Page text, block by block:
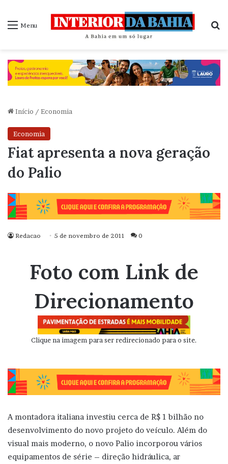
Menu
Início / Economia
Economia
Fiat apresenta a nova geração
do Palio
Redacao 5 de novembro de 2011 0
Foto com Link de
Direcionamento
Clique na imagem para ser redirecionado para o site.
A montadora italiana investiu cerca de R$ 1 bilhão no
desenvolvimento do novo projeto do veículo. Além do
visual mais moderno, o novo Palio incorporou vários
equipamentos de série – direção hidráulica, ar